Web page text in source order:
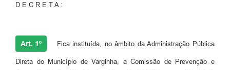
D E C R E T A :
Art. 1º Fica instituída, no âmbito da Administração Pública
Direta do Município de Varginha, a Comissão de Prevenção e